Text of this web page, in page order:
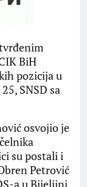
BiH
pozicija u
SNSD sa
osvojio je
su postali i
Petrović
a u Bijeljini